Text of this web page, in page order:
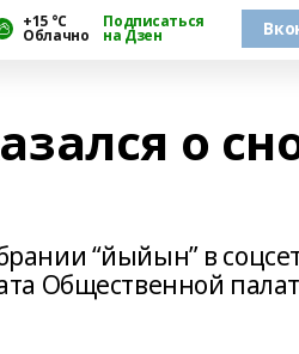
+15 °С
Облачно
Подписаться
на Дзен
о
“йыйын” в
Общественной